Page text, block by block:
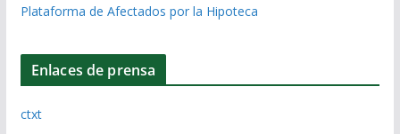
Plataforma de Afectados por la Hipoteca
Enlaces de prensa
ctxt